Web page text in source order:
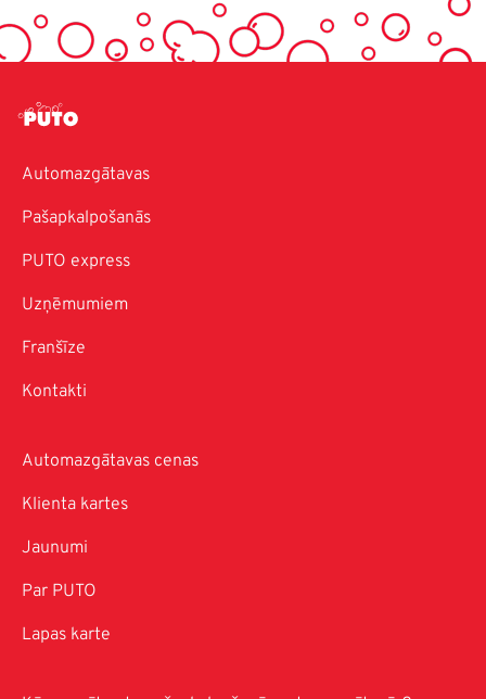
Automazgātavas
Pašapkalpošanās
PUTO express
Uzņēmumiem
Franšīze
Kontakti
Automazgātavas cenas
Klienta kartes
Jaunumi
Par PUTO
Lapas karte